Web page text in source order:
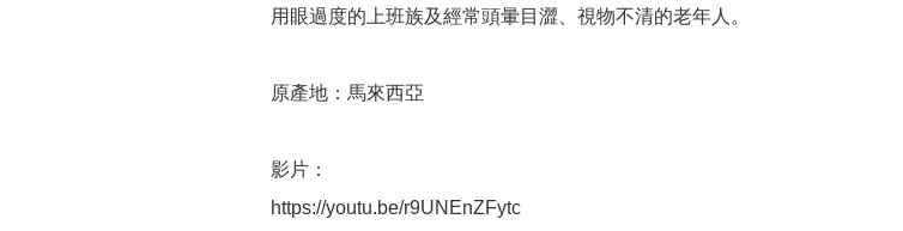
用眼過度的上班族及經常頭暈目澀、視物不清的老年人。
原產地：馬來西亞
影片：
https://youtu.be/r9UNEnZFytc